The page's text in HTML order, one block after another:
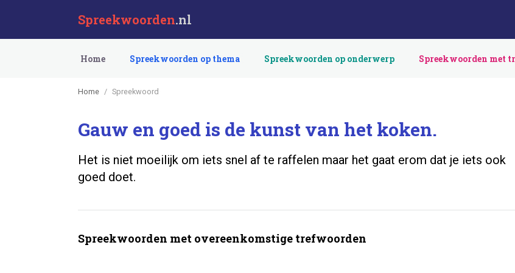
Spreekwoorden.nl
Home Spreekwoorden op thema Spreekwoorden op onderwerp Spreekwoorden met
Home Spreekwoord
Gauw en goed is de kunst van het koken.
Het is niet moeilijk om iets snel af te raffelen maar het gaat erom dat je iets ook
goed doet.
Spreekwoorden met overeenkomstige trefwoorden